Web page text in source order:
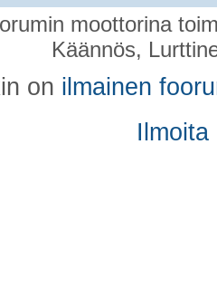
moottorina
Käännös,
on ilmainen